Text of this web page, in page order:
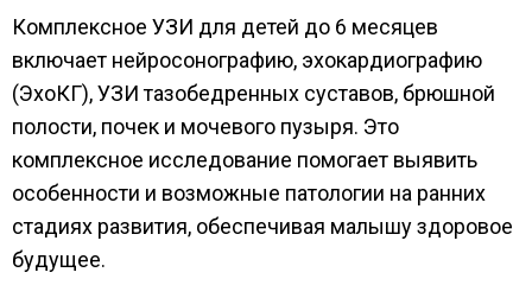
Комплексное УЗИ для детей до 6 месяцев
включает нейросонографию, эхокардиографию
(ЭхоКГ), УЗИ тазобедренных суставов, брюшной
полости, почек и мочевого пузыря. Это
комплексное исследование помогает выявить
особенности и возможные патологии на ранних
стадиях развития, обеспечивая малышу здоровое
будущее.